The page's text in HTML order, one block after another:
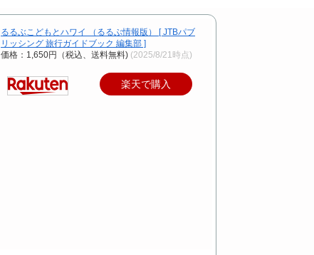
るるぶこどもとハワイ （るるぶ情報版） [ JTBパブ
リッシング 旅行ガイドブック 編集部 ]
価格：1,650円（税込、送料無料) (2025/8/21時点)
楽天で購入